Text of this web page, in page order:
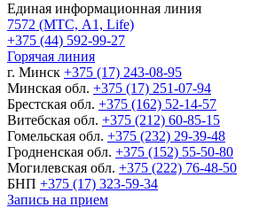
Единая информационная линия
7572 (МТС, A1, Life)
+375 (44) 592-99-27
Горячая линия
г. Минск +375 (17) 243-08-95
Минская обл. +375 (17) 251-07-94
Брестская обл. +375 (162) 52-14-57
Витебская обл. +375 (212) 60-85-15
Гомельская обл. +375 (232) 29-39-48
Гродненская обл. +375 (152) 55-50-80
Могилевская обл. +375 (222) 76-48-50
БНП +375 (17) 323-59-34
Запись на прием